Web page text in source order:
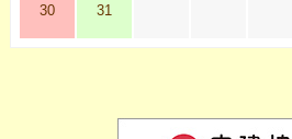
30 31